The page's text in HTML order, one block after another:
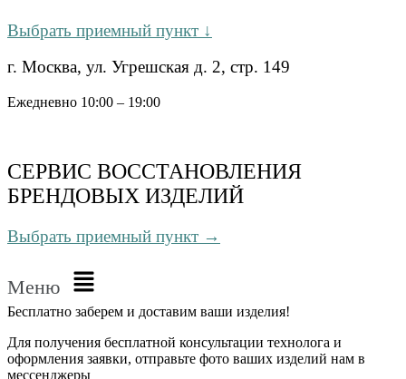
Выбрать приемный пункт ↓
г. Москва, ул. Угрешская д. 2, стр. 149
Ежедневно 10:00 – 19:00
СЕРВИС ВОССТАНОВЛЕНИЯ
БРЕНДОВЫХ ИЗДЕЛИЙ
Выбрать приемный пункт →
Меню
Бесплатно заберем и доставим ваши изделия!
Для получения бесплатной консультации технолога и
оформления заявки, отправьте фото ваших изделий нам в
мессенджеры